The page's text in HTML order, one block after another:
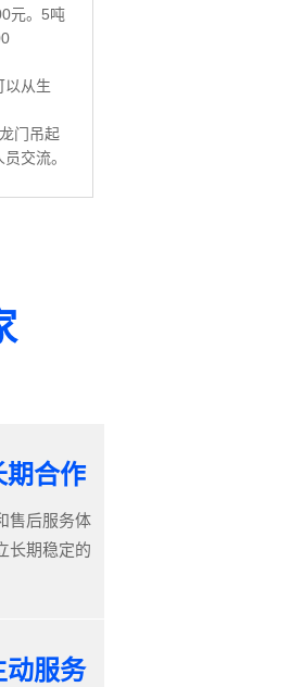
元。5吨
以从生
门吊起
交流。
期合作
售后服务体
长期稳定的
动服务